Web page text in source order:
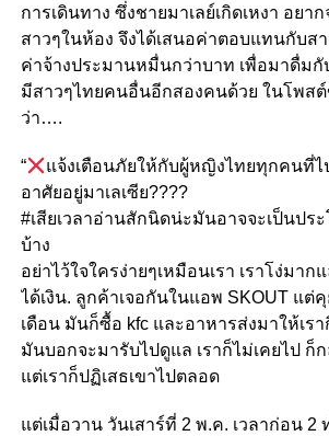
การเดินทาง ซึ่งชายมาเลย์เกิดเหงา อยา
สาวๆในห้อง จึงได้เสนอค่าตอบแทนกับส
ค่าจ้างประมานหมื่นกว่าบาท เพื่อมาดื่มกั
มีสาวๆไทยคนอื่นอีกสองคนด้วย ในโพสต์
ว่า….
“
แจ้งเตือนภัยให้กับผู้หญิงไทยทุกคนที่ไ
อาศัยอยู่มาเลเซีย????
#เสียเวลาอ่านสักนิดน่ะมันอาจจะเป็นปร
บ้าง
อย่าไว้ใจใครง่ายๆเหมือนเรา เราโง่มาก
ได้เงิน. ลูกค้าเจอกันในแอพ SKOUT แต่
เดือน มันก็ซื้อ kfc และอาหารส่งมาให้เร
มันบอกจะมารับไปดูแล เราก็ไม่เคยไป ก็
แต่เราก็ปฏิเสธเขาไปตลอด
แต่เมื่อวาน วันเสาร์ที่ 2 พ.ค. เวลาก่อน